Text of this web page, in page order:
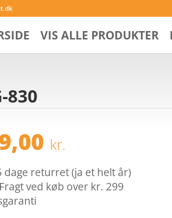
VIS ALLE PRODUKTER
830
kr.
dage returret (ja et helt år)
ved køb over kr. 299